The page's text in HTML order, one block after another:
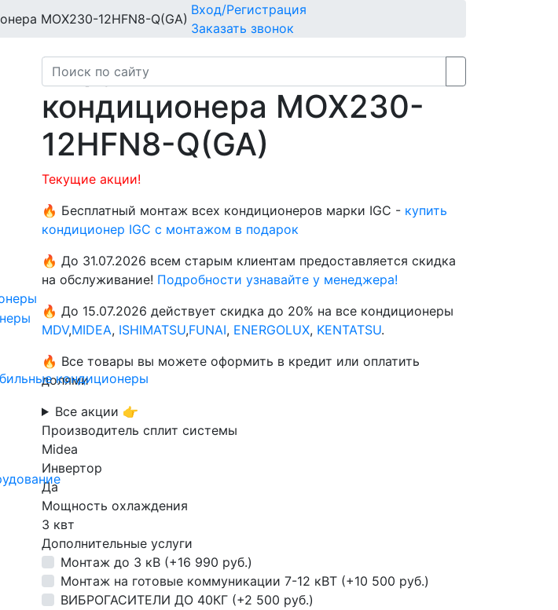
Вход/Регистрация
Заказать звонок
кондиционеры
MOX230-12HFN8-Q(GA)
Наружный блок
кондиционера MOX230-
12HFN8-Q(GA)
Текущие акции!
🔥 Бесплатный монтаж всех кондиционеров марки IGC - купить
кондиционер IGC с монтажом в подарок
🔥 До 31.07.2026 всем старым клиентам предоставляется скидка
на обслуживание! Подробности узнавайте у менеджера!
🔥 До 15.07.2026 действует скидка до 20% на все кондиционеры
MDV,MIDEA, ISHIMATSU,FUNAI, ENERGOLUX, KENTATSU.
🔥 Все товары вы можете оформить в кредит или оплатить
долями
Все акции 👉
Производитель сплит системы
Midea
Инвертор
Да
Мощность охлаждения
3 квт
Дополнительные услуги
Монтаж до 3 кВ (+16 990 руб.)
Монтаж на готовые коммуникации 7-12 кВТ (+10 500 руб.)
ВИБРОГАСИТЕЛИ ДО 40КГ (+2 500 руб.)